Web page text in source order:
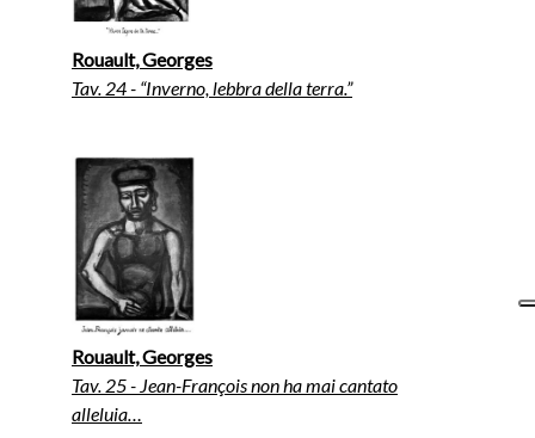
Rouault, Georges
Tav. 24 - “Inverno, lebbra della terra.”
Rouault, Georges
Tav. 25 - Jean-François non ha mai cantato
alleluia…